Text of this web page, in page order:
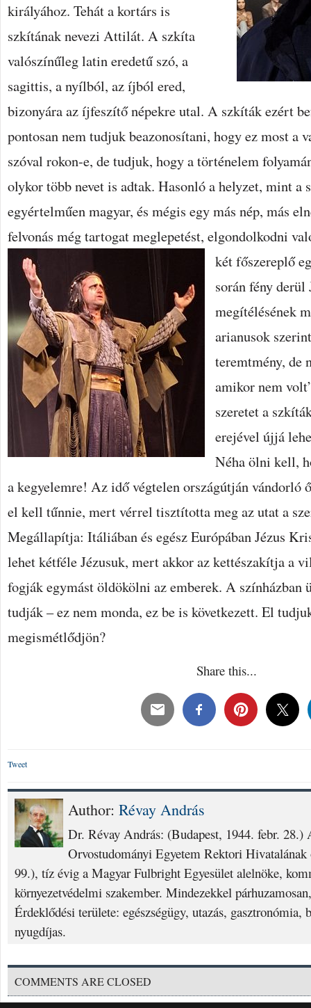
királyához. Tehát a kortárs is
szkítának nevezi Attilát. A szkíta
valószínűleg latin eredetű szó, a
sagittis, a nyílból, az íjból ered,
bizonyára az íjfeszítő népekre utal. A szkíták ezért
pontosan nem tudjuk beazonosítani, hogy ez most a
szóval rokon-e, de tudjuk, hogy a történelem
olykor több nevet is adtak. Hasonló a helyzet, mint a
egyértelműen magyar, és mégis egy más nép, más
felvonás még tartogat meglepetést, elgondolkodni
két főszereplő
során fény derül
megítélésének
arianusok
teremtmény, de
amikor nem
szeretet a
erejével újjá
Néha ölni kell,
a kegyelemre! Az idő végtelen országútján vándorló
el kell tűnnie, mert vérrel tisztította meg az utat a
Megállapítja: Itáliában és egész Európában Jézus
lehet kétféle Jézusuk, mert akkor az kettészakítja a
fogják egymást öldökölni az emberek. A színházban
tudják – ez nem monda, ez be is következett. El
megismétlődjön?
Share this...
Tweet
Author: Révay András
Dr. Révay András: (Budapest, 1944. febr. 28.)
Orvostudományi Egyetem Rektori Hivatalának
99.), tíz évig a Magyar Fulbright Egyesület alelnöke,
környezetvédelmi szakember. Mindezekkel
Érdeklődési területe: egészségügy, utazás,
nyugdíjas.
COMMENTS ARE CLOSED